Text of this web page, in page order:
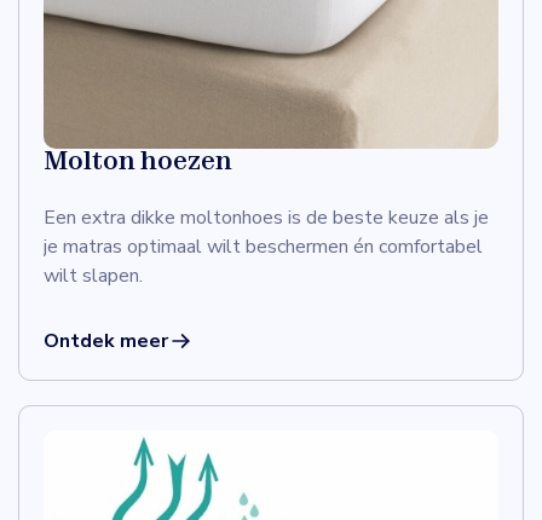
Molton hoezen
Een extra dikke moltonhoes is de beste keuze als je
je matras optimaal wilt beschermen én comfortabel
wilt slapen.
Ontdek meer